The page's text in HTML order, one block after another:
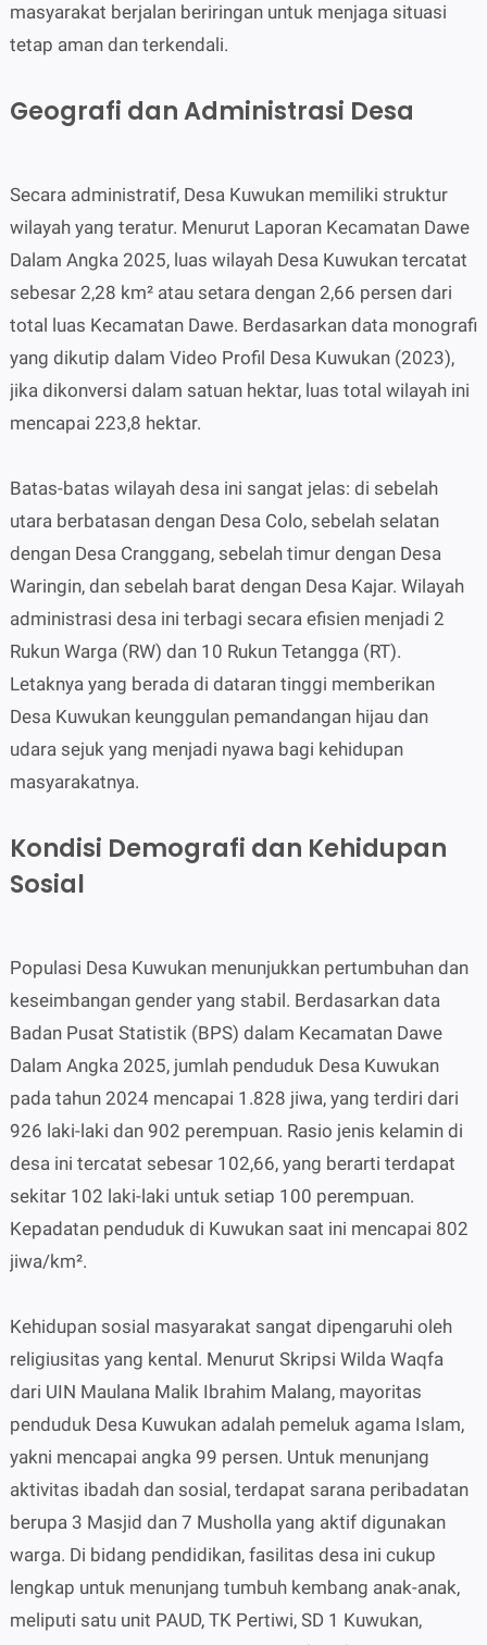
masyarakat berjalan beriringan untuk menjaga situasi
tetap aman dan terkendali.
Geografi dan Administrasi Desa
Secara administratif, Desa Kuwukan memiliki struktur
wilayah yang teratur. Menurut Laporan Kecamatan Dawe
Dalam Angka 2025, luas wilayah Desa Kuwukan tercatat
sebesar 2,28 km² atau setara dengan 2,66 persen dari
total luas Kecamatan Dawe. Berdasarkan data monografi
yang dikutip dalam Video Profil Desa Kuwukan (2023),
jika dikonversi dalam satuan hektar, luas total wilayah ini
mencapai 223,8 hektar.
Batas-batas wilayah desa ini sangat jelas: di sebelah
utara berbatasan dengan Desa Colo, sebelah selatan
dengan Desa Cranggang, sebelah timur dengan Desa
Waringin, dan sebelah barat dengan Desa Kajar. Wilayah
administrasi desa ini terbagi secara efisien menjadi 2
Rukun Warga (RW) dan 10 Rukun Tetangga (RT).
Letaknya yang berada di dataran tinggi memberikan
Desa Kuwukan keunggulan pemandangan hijau dan
udara sejuk yang menjadi nyawa bagi kehidupan
masyarakatnya.
Kondisi Demografi dan Kehidupan
Sosial
Populasi Desa Kuwukan menunjukkan pertumbuhan dan
keseimbangan gender yang stabil. Berdasarkan data
Badan Pusat Statistik (BPS) dalam Kecamatan Dawe
Dalam Angka 2025, jumlah penduduk Desa Kuwukan
pada tahun 2024 mencapai 1.828 jiwa, yang terdiri dari
926 laki-laki dan 902 perempuan. Rasio jenis kelamin di
desa ini tercatat sebesar 102,66, yang berarti terdapat
sekitar 102 laki-laki untuk setiap 100 perempuan.
Kepadatan penduduk di Kuwukan saat ini mencapai 802
jiwa/km².
Kehidupan sosial masyarakat sangat dipengaruhi oleh
religiusitas yang kental. Menurut Skripsi Wilda Waqfa
dari UIN Maulana Malik Ibrahim Malang, mayoritas
penduduk Desa Kuwukan adalah pemeluk agama Islam,
yakni mencapai angka 99 persen. Untuk menunjang
aktivitas ibadah dan sosial, terdapat sarana peribadatan
berupa 3 Masjid dan 7 Musholla yang aktif digunakan
warga. Di bidang pendidikan, fasilitas desa ini cukup
lengkap untuk menunjang tumbuh kembang anak-anak,
meliputi satu unit PAUD, TK Pertiwi, SD 1 Kuwukan,